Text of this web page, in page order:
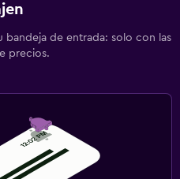
bandeja de entrada: solo con las
precios.